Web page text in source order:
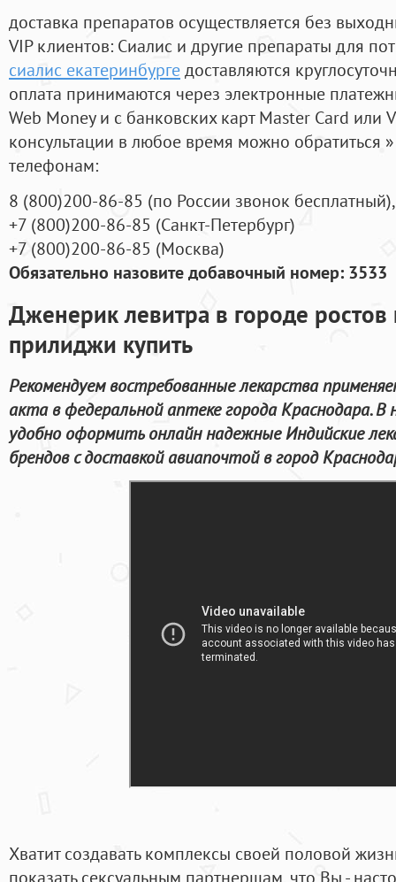
доставка препаратов осуществляется без
VIP клиентов: Сиалис и другие препараты для
сиалис екатеринбургедоставляются
оплата принимаются через электронные
Web Money и с банковских карт Master Card или
консультации в любое время можно обратиться
телефонам:
8 (800)200-86-85 (по России звонок бесплатный),
+7 (800)200-86-85 (Санкт-Петербург)
+7 (800)200-86-85 (Москва)
Обязательно назовите добавочный номер: 3533
Дженерик левитра в городе ростов
прилиджи купить
Рекомендуем востребованные лекарства
акта в федеральной аптеке города Краснодара.
удобно оформить онлайн надежные Индийские
брендов с доставкой авиапочтой в город
Хватит создавать комплексы своей половой
показать сексуальным партнершам, что Вы -